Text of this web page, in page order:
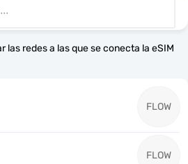
las redes a las que se conecta la eSIM
FLOW
FLOW